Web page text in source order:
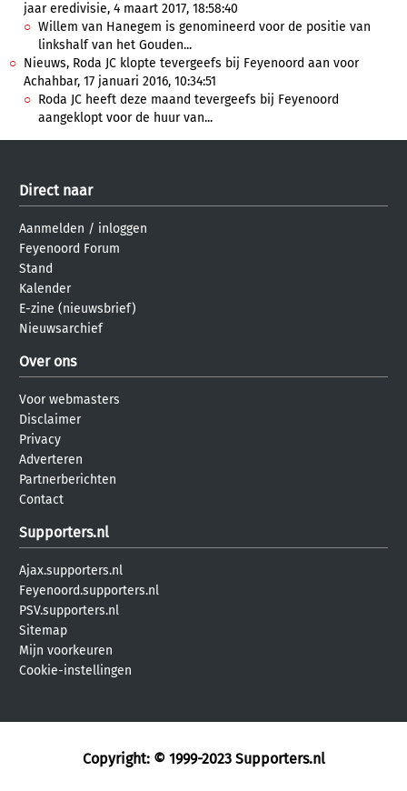
jaar eredivisie, 4 maart 2017, 18:58:40
Willem van Hanegem is genomineerd voor de positie van
linkshalf van het Gouden...
Nieuws, Roda JC klopte tevergeefs bij Feyenoord aan voor
Achahbar, 17 januari 2016, 10:34:51
Roda JC heeft deze maand tevergeefs bij Feyenoord
aangeklopt voor de huur van...
Direct naar
Aanmelden / inloggen
Feyenoord Forum
Stand
Kalender
E-zine (nieuwsbrief)
Nieuwsarchief
Over ons
Voor webmasters
Disclaimer
Privacy
Adverteren
Partnerberichten
Contact
Supporters.nl
Ajax.supporters.nl
Feyenoord.supporters.nl
PSV.supporters.nl
Sitemap
Mijn voorkeuren
Cookie-instellingen
Copyright: © 1999-2023 Supporters.nl